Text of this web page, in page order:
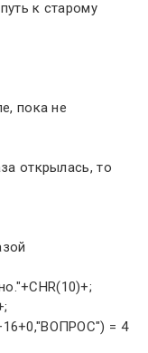
к старому
пока не
открылась, то
= 4